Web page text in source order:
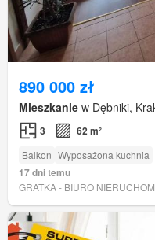
890 000 zł
Mieszkanie w Dębniki,
3 62 m²
Balkon Wyposażona kuchnia
17 dni temu
GRATKA - BIURO